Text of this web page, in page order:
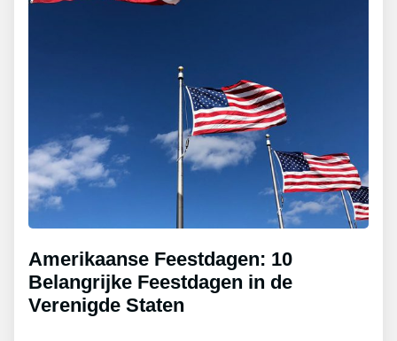
Amerikaanse Feestdagen: 10
Belangrijke Feestdagen in de
Verenigde Staten